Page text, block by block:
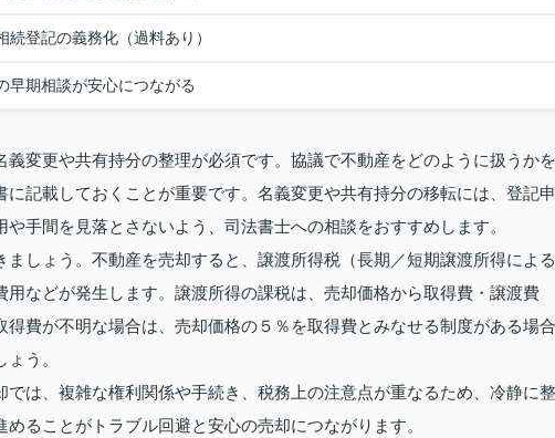
登記の義務化（過料あり）
早期相談が安心につながる
変更や共有持分の整理が必須です。協議で不動産をどのように扱うかを
記載しておくことが重要です。名義変更や共有持分の移転には、登記申
手間を見落とさないよう、司法書士への相談をおすすめします。
しょう。不動産を売却すると、譲渡所得税（長期／短期譲渡所得による
などが発生します。譲渡所得の課税は、売却価格から取得費・譲渡費
費が不明な場合は、売却価格の５％を取得費とみなせる制度がある場合
う。
は、複雑な権利関係や手続き、税務上の注意点が重なるため、冷静に整
ることがトラブル回避と安心の売却につながります。